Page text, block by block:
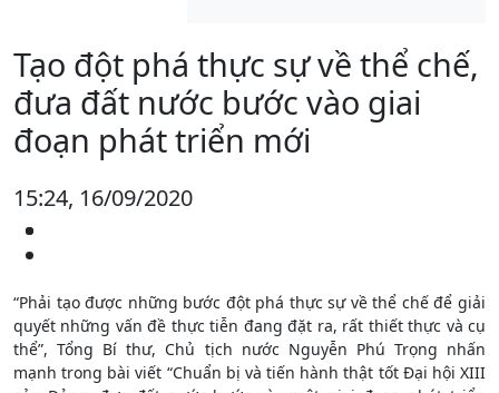
Tạo đột phá thực sự về thể chế,
đưa đất nước bước vào giai
đoạn phát triển mới
15:24, 16/09/2020
“Phải tạo được những bước đột phá thực sự về thể chế để giải
quyết những vấn đề thực tiễn đang đặt ra, rất thiết thực và cụ
thể”, Tổng Bí thư, Chủ tịch nước Nguyễn Phú Trọng nhấn
mạnh trong bài viết “Chuẩn bị và tiến hành thật tốt Đại hội XIII